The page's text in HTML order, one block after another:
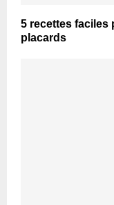
5 recettes faciles
placards